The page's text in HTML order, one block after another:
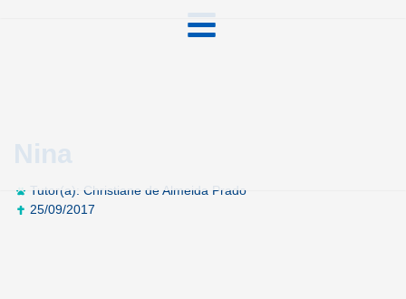
Nina
Tutor(a): Christiane de Almeida Prado
25/09/2017